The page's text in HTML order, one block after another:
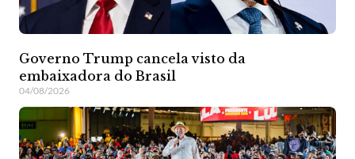
Governo Trump cancela visto da
embaixadora do Brasil
04/08/2026